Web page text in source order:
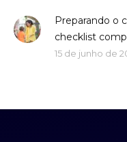
Preparando o
checklist
15 de junho de